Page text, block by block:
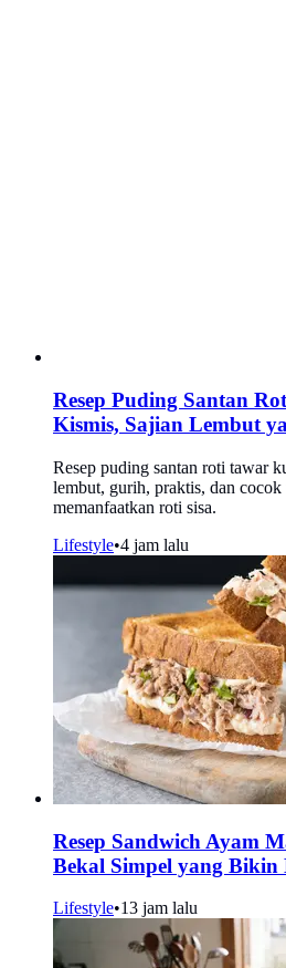
Resep Puding Santan
Kismis, Sajian Lembut
Resep puding santan roti tawar
lembut, gurih, praktis, dan
memanfaatkan roti sisa.
Lifestyle•4 jam lalu
Resep Sandwich Ayam
Bekal Simpel yang
Lifestyle•13 jam lalu